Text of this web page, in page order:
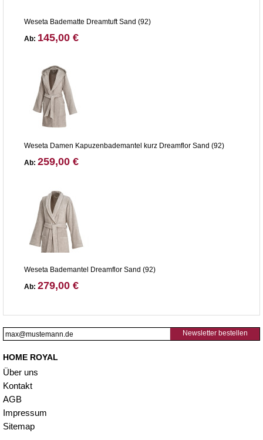
Weseta Badematte Dreamtuft Sand (92)
Ab: 145,00 €
Weseta Damen Kapuzenbademantel kurz Dreamflor Sand (92)
Ab: 259,00 €
Weseta Bademantel Dreamflor Sand (92)
Ab: 279,00 €
Newsletter bestellen
HOME ROYAL
Über uns
Kontakt
AGB
Impressum
Sitemap